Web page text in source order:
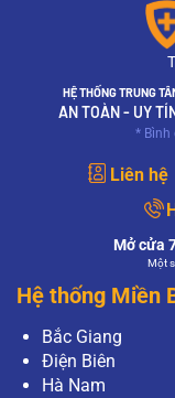
HỆ THỐNG TRUNG
AN TOÀN - UY
* Bình
Liên hệ
Mở cửa
Một
Hệ thống Miền
Bắc Giang
Điện Biên
Hà Nam